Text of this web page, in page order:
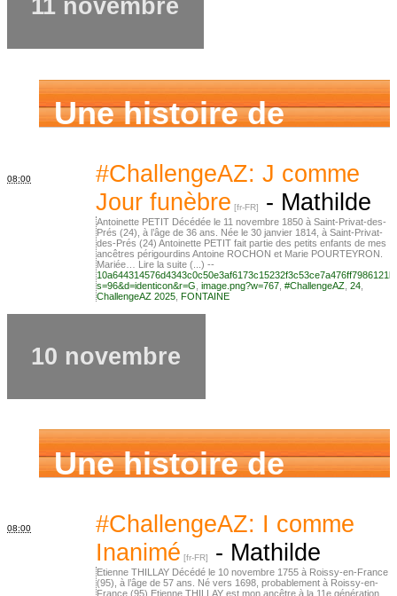
11 novembre
Une histoire de
famille
08:00
#ChallengeAZ: J comme
Jour funèbre
- Mathilde
Antoinette PETIT Décédée le 11 novembre 1850 à Saint-Privat-des-
Prés (24), à l’âge de 36 ans. Née le 30 janvier 1814, à Saint-Privat-
des-Prés (24) Antoinette PETIT fait partie des petits enfants de mes
ancêtres périgourdins Antoine ROCHON et Marie POURTEYRON.
Mariée… Lire la suite (...) --
s=96&d=identicon&r=G image.png?w=767 #ChallengeAZ 24
ChallengeAZ 2025 FONTAINE
10 novembre
Une histoire de
famille
08:00
#ChallengeAZ: I comme
Inanimé
- Mathilde
Etienne THILLAY Décédé le 10 novembre 1755 à Roissy-en-France
(95), à l’âge de 57 ans. Né vers 1698, probablement à Roissy-en-
France (95) Etienne THILLAY est mon ancêtre à la 11e génération.